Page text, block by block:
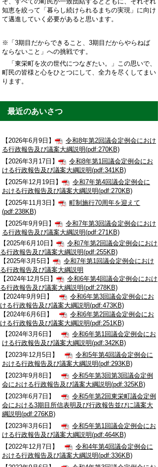
知恵を絞って「暮らし続けられるまちの実現」に向け
て邁進していく必要があると思います。
※「3期目だからできること、3期目だからやらねば
ならないこと」への挑戦です。
「東栄町を次の世代につなぎたい。」この思いで、
町民の皆様と心をひとつにして、全力を尽くしてまい
ります。
最近のあいさつ
【2026年6月9日】
令和8年第2回議会定例会におけ
る行政報告及び議案大綱説明(pdf:270KB)
【2026年3月17日】
令和8年第1回議会定例会にお
ける行政報告及び議案大綱説明(pdf:341KB)
【2025年12月19日】
令和7年第4回議会定例会に
おける行政報告及び議案大綱説明(pdf:270KB)
【2025年11月3日】
町制施行70周年を迎えて
(pdf:238KB)
【2025年9月9日】
令和7年第3回議会定例会におけ
る行政報告及び議案大綱説明(pdf:271KB)
【2025年6月10日】
令和7年第2回議会定例会におけ
る行政報告及び議案大綱説明(pdf:255KB)
【2025年3月5日】
令和7年第1回議会定例会におけ
る行政報告及び議案大綱説明
【2024年12月5日】
令和6年第4回議会定例会におけ
る行政報告及び議案大綱説明(pdf:278KB)
【2024年9月9日】
令和6年第3回議会定例会にお
ける行政報告及び議案大綱説明(pdf:473KB)
【2024年6月6日】
令和6年第2回議会定例会にお
ける行政報告及び議案大綱説明(pdf:251KB)
【2024年3月6日】
令和6年第1回議会定例会にお
ける行政報告及び議案大綱説明(pdf:342KB)
【2023年12月5日】
令和5年第4回議会定例会に
おける行政報告及び議案大綱説明(pdf:293KB)
【2023年9月8日】
令和5年第3回第3回議会定例
会における行政報告及び議案大綱説明(pdf:325KB)
【2023年6月7日】
令和5年第2回東栄町議会定例
会における3期目所信表明及び行政報告並びに議案大
綱説明(pdf:276KB)
【2023年3月6日】
令和5年第1回議会定例会にお
ける行政報告及び議案大綱説明(pdf:464KB)
【2022年12月7日】
令和4年第4回議会定例会に
おける行政報告及び議案大綱説明(pdf:336KB)